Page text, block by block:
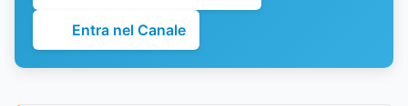
Entra nel Canale